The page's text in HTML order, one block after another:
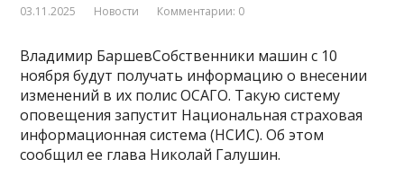
03.11.2025 Новости Комментарии: 0
Владимир БаршевСобственники машин с 10
ноября будут получать информацию о внесении
изменений в их полис ОСАГО. Такую систему
оповещения запустит Национальная страховая
информационная система (НСИС). Об этом
сообщил ее глава Николай Галушин.